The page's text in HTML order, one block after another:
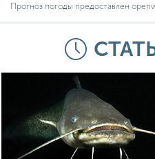
Прогноз погоды предоставлен